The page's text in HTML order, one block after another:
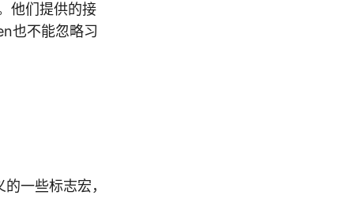
他们提供的接
也不能忽略习
一些标志宏，